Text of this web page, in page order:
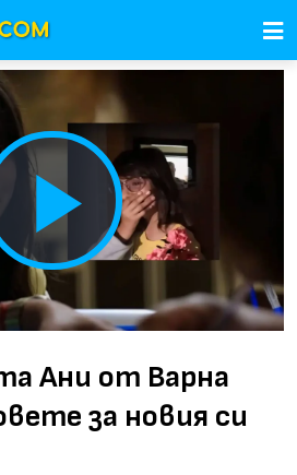
Ани от Варна
за новия си